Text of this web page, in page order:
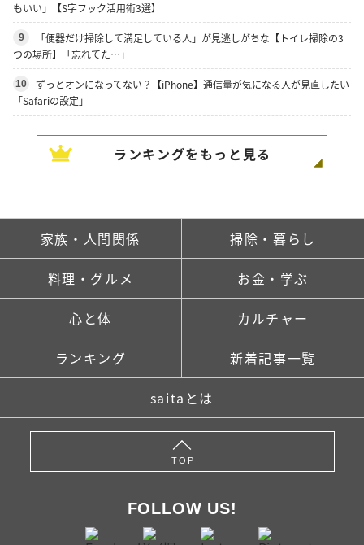
もいい」【S字フック活用術3選】
9
「便器だけ掃除して満足している人」が見逃しがちな【トイレ掃除の3
つの場所】「忘れてた…」
10
ずっとオンになってない？【iPhone】通信量が気になる人が見直したい
「Safariの設定」
ランキングをもっと見る
家族・人間関係 掃除・暮らし
料理・グルメ お金・学ぶ
心と体 カルチャー
ランキング 新着記事一覧
saitaとは
TOP
FOLLOW US!